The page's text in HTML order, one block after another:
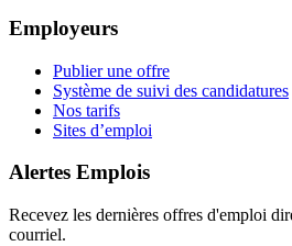
Employeurs
Publier une offre
Système de suivi des candidatures
Nos tarifs
Sites d’emploi
Alertes Emplois
Recevez les dernières offres d'emploi
courriel.